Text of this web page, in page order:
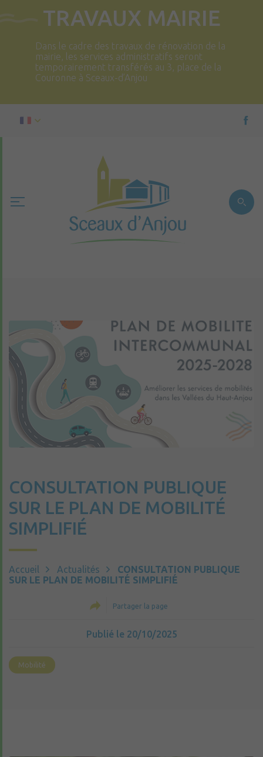
TRAVAUX MAIRIE
Dans le cadre des travaux de rénovation de la
mairie, les services administratifs seront
temporairement transférés au 3, place de la
Couronne à Sceaux-d’Anjou
CONSULTATION PUBLIQUE
SUR LE PLAN DE MOBILITÉ
SIMPLIFIÉ
Accueil Actualités
CONSULTATION PUBLIQUE
SUR LE PLAN DE MOBILITÉ SIMPLIFIÉ
Partager la page
Publié le 20/10/2025
Mobilité